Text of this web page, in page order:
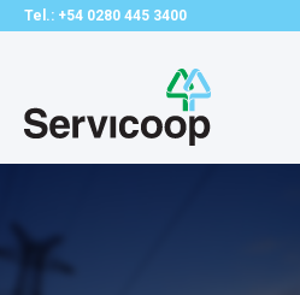
Tel.: +54 0280 445 3400